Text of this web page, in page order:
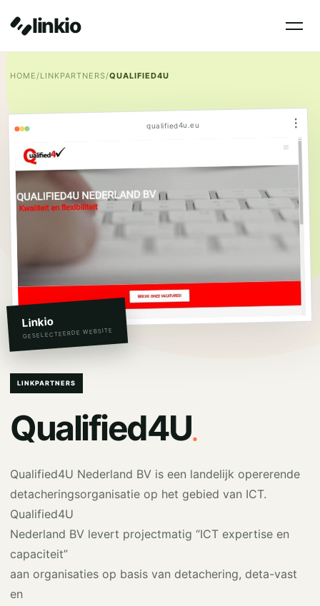
linkio
HOME/LINKPARTNERS/QUALIFIED4U
qualified4u.eu ⋮
Linkio
GESELECTEERDE WEBSITE
LINKPARTNERS
Qualified4U.
Qualified4U Nederland BV is een landelijk opererende
detacheringsorganisatie op het gebied van ICT.
Qualified4U
Nederland BV levert projectmatig “ICT expertise en
capaciteit”
aan organisaties op basis van detachering, deta-vast
en